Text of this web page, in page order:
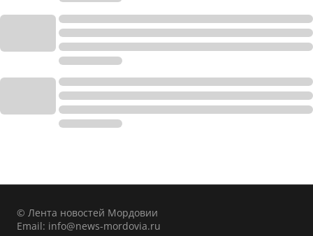
© Лента новостей Мордовии
Email: info@news-mordovia.ru